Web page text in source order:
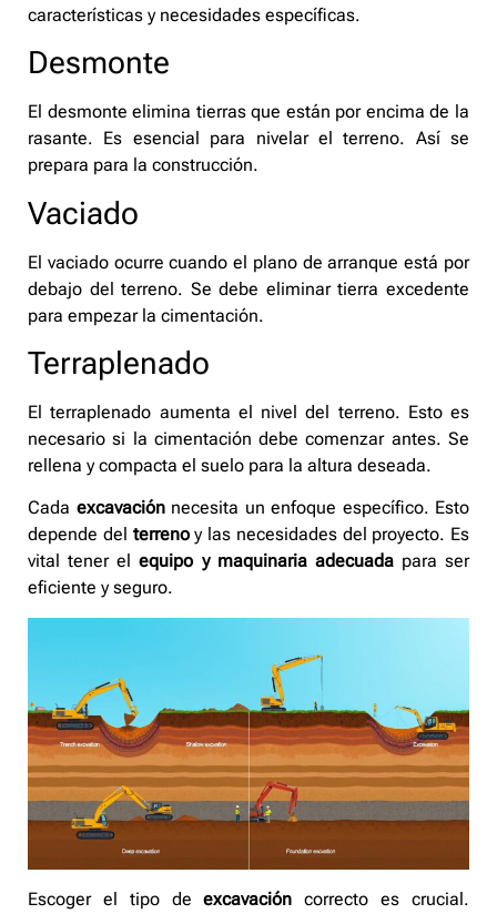
características y necesidades específicas.
Desmonte
El desmonte elimina tierras que están por encima de la
rasante. Es esencial para nivelar el terreno. Así se
prepara para la construcción.
Vaciado
El vaciado ocurre cuando el plano de arranque está por
debajo del terreno. Se debe eliminar tierra excedente
para empezar la cimentación.
Terraplenado
El terraplenado aumenta el nivel del terreno. Esto es
necesario si la cimentación debe comenzar antes. Se
rellena y compacta el suelo para la altura deseada.
Cada excavaciónnecesita un enfoque específico. Esto
depende del terrenoy las necesidades del proyecto. Es
vital tener elequipo y maquinaria adecuadapara ser
eficiente y seguro.
Escoger el tipo deexcavación correcto es crucial.